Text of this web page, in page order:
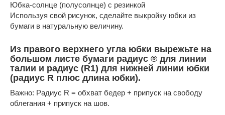
Юбка-солнце (полусолнце) с резинкой
Используя свой рисунок, сделайте выкройку юбки из
бумаги в натуральную величину.
Из правого верхнего угла юбки вырежьте на
большом листе бумаги радиус ® для линии
талии и радиус (R1) для нижней линии юбки
(радиус R плюс длина юбки).
Важно: Радиус R = обхват бедер + припуск на свободу
облегания + припуск на шов.